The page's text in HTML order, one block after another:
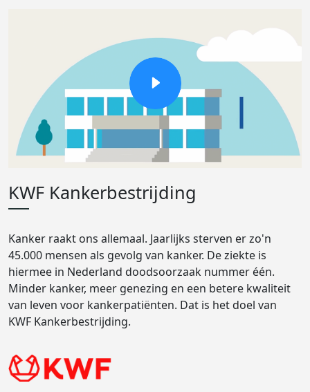
KWF Kankerbestrijding
Kanker raakt ons allemaal. Jaarlijks sterven er zo'n
45.000 mensen als gevolg van kanker. De ziekte is
hiermee in Nederland doodsoorzaak nummer één.
Minder kanker, meer genezing en een betere kwaliteit
van leven voor kankerpatiënten. Dat is het doel van
KWF Kankerbestrijding.